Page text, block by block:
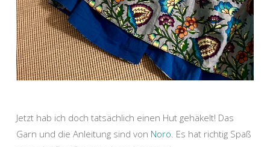
Jetzt hab ich doch tatsächlich einen Hut gehäkelt! Das
Garn und die Anleitung sind von Noro . Es hat richtig Spaß